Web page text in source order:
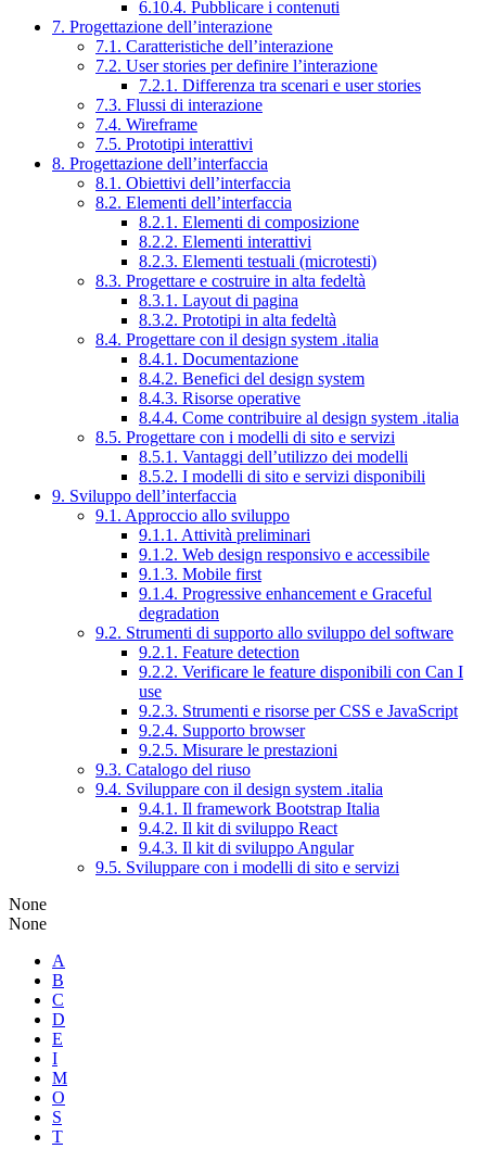
6.10.4. Pubblicare i contenuti
7. Progettazione dell’interazione
7.1. Caratteristiche dell’interazione
7.2. User stories per definire l’interazione
7.2.1. Differenza tra scenari e user stories
7.3. Flussi di interazione
7.4. Wireframe
7.5. Prototipi interattivi
8. Progettazione dell’interfaccia
8.1. Obiettivi dell’interfaccia
8.2. Elementi dell’interfaccia
8.2.1. Elementi di composizione
8.2.2. Elementi interattivi
8.2.3. Elementi testuali (microtesti)
8.3. Progettare e costruire in alta fedeltà
8.3.1. Layout di pagina
8.3.2. Prototipi in alta fedeltà
8.4. Progettare con il design system .italia
8.4.1. Documentazione
8.4.2. Benefici del design system
8.4.3. Risorse operative
8.4.4. Come contribuire al design system .italia
8.5. Progettare con i modelli di sito e servizi
8.5.1. Vantaggi dell’utilizzo dei modelli
8.5.2. I modelli di sito e servizi disponibili
9. Sviluppo dell’interfaccia
9.1. Approccio allo sviluppo
9.1.1. Attività preliminari
9.1.2. Web design responsivo e accessibile
9.1.3. Mobile first
9.1.4. Progressive enhancement e Graceful
degradation
9.2. Strumenti di supporto allo sviluppo del software
9.2.1. Feature detection
9.2.2. Verificare le feature disponibili con Can I
use
9.2.3. Strumenti e risorse per CSS e JavaScript
9.2.4. Supporto browser
9.2.5. Misurare le prestazioni
9.3. Catalogo del riuso
9.4. Sviluppare con il design system .italia
9.4.1. Il framework Bootstrap Italia
9.4.2. Il kit di sviluppo React
9.4.3. Il kit di sviluppo Angular
9.5. Sviluppare con i modelli di sito e servizi
None
None
A
B
C
D
E
I
M
O
S
T